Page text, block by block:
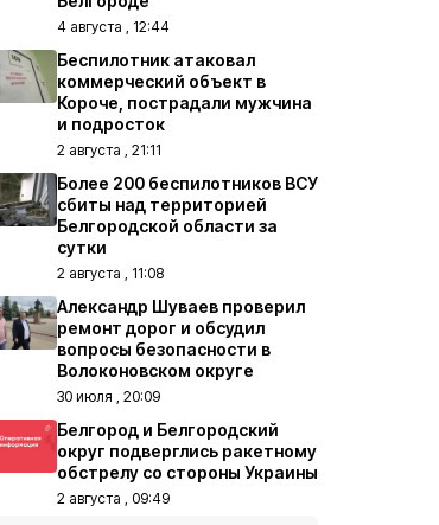
4 августа , 12:44
Беспилотник атаковал
коммерческий объект в
Короче, пострадали мужчина
и подросток
2 августа , 21:11
Более 200 беспилотников ВСУ
сбиты над территорией
Белгородской области за
сутки
2 августа , 11:08
Александр Шуваев проверил
ремонт дорог и обсудил
вопросы безопасности в
Волоконовском округе
30 июля , 20:09
Белгород и Белгородский
округ подверглись ракетному
обстрелу со стороны Украины
2 августа , 09:49